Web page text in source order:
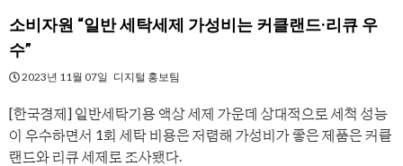
소비자원 “일반 세탁세제 가성비는 커클랜드·리큐 우
수”
2023년 11월 07일 디지털 홍보팀
[한국경제] 일반세탁기용 액상 세제 가운데 상대적으로 세척 성능
이 우수하면서 1회 세탁 비용은 저렴해 가성비가 좋은 제품은 커클
랜드와 리큐 세제로 조사됐다.